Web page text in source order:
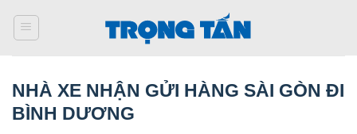
qua
NHÀ XE NHẬN GỬI HÀNG SÀI GÒN ĐI
BÌNH DƯƠNG